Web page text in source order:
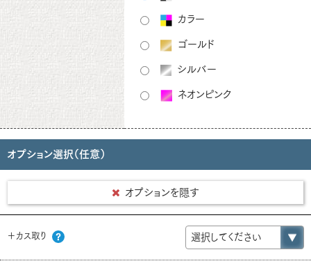
カラー
ゴールド
シルバー
ネオンピンク
オプション選択（任意）
オプションを隠す
＋カス取り